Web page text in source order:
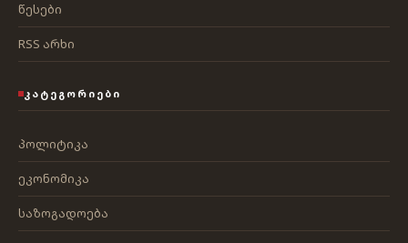
წესები
RSS არხი
ᲙᲐᲢᲔᲒᲝᲠᲘᲔᲑᲘ
პოლიტიკა
ეკონომიკა
საზოგადოება